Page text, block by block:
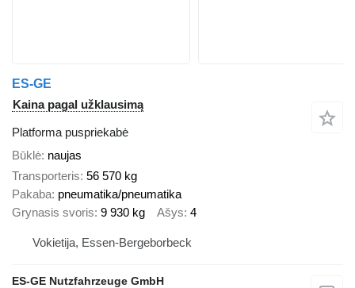
ES-GE
Kaina pagal užklausimą
Platforma puspriekabė
Būklė naujas
Transporteris 56 570 kg
Pakaba pneumatika/pneumatika
Grynasis svoris 9 930 kg Ašys 4
Vokietija, Essen-Bergeborbeck
ES-GE Nutzfahrzeuge GmbH